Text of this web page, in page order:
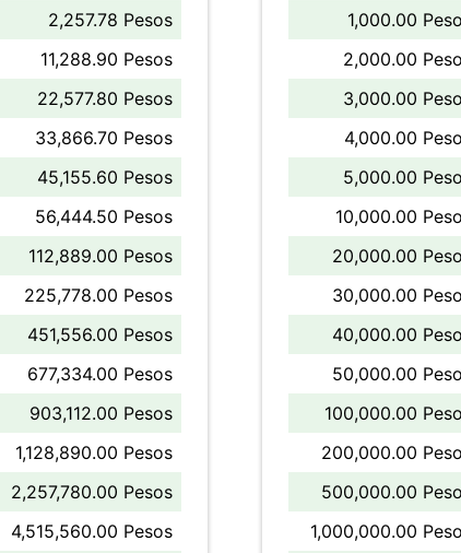
2,257.78 Pesos
11,288.90 Pesos
22,577.80 Pesos
33,866.70 Pesos
45,155.60 Pesos
56,444.50 Pesos
112,889.00 Pesos
225,778.00 Pesos
451,556.00 Pesos
677,334.00 Pesos
903,112.00 Pesos
1,128,890.00 Pesos
2,257,780.00 Pesos
4,515,560.00 Pesos
1,000.00
2,000.00
3,000.00
4,000.00
5,000.00
10,000.00
20,000.00
30,000.00
40,000.00
50,000.00
100,000.00
200,000.00
500,000.00
1,000,000.00